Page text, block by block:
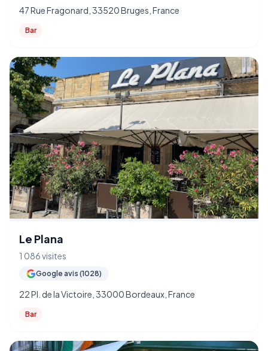
47 Rue Fragonard, 33520 Bruges, France
Bar
Le Plana
1 086 visites
Google avis (1028)
22 Pl. de la Victoire, 33000 Bordeaux, France
Bar